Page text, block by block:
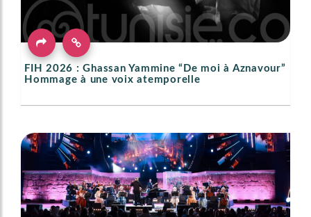
FIH 2026 : Ghassan Yammine “De moi à Aznavour”
Hommage à une voix atemporelle